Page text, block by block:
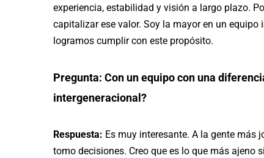
experiencia, estabilidad y visión a largo plazo.
capitalizar ese valor. Soy la mayor en un
logramos cumplir con este propósito.
Pregunta: Con un equipo con una
intergeneracional?
Respuesta: Es muy interesante. A la gente más
tomo decisiones. Creo que es lo que más ajeno